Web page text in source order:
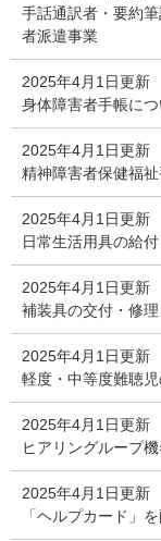
手話通訳者・要約
者派遣事業
2025年4月1日更新
身体障害者手帳に
2025年4月1日更新
精神障害者保健福
2025年4月1日更新
日常生活用具の給付
2025年4月1日更新
補装具の交付・修理
2025年4月1日更新
軽度・中等度難聴
2025年4月1日更新
ヒアリングループ
2025年4月1日更新
「ヘルプカード」